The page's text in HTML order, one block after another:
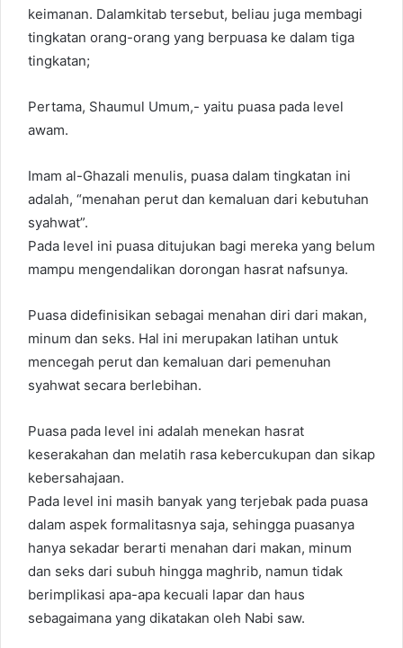
keimanan. Dalamkitab tersebut, beliau juga membagi
tingkatan orang-orang yang berpuasa ke dalam tiga
tingkatan;
Pertama, Shaumul Umum,- yaitu puasa pada level
awam.
Imam al-Ghazali menulis, puasa dalam tingkatan ini
adalah, “menahan perut dan kemaluan dari kebutuhan
syahwat”.
Pada level ini puasa ditujukan bagi mereka yang belum
mampu mengendalikan dorongan hasrat nafsunya.
Puasa didefinisikan sebagai menahan diri dari makan,
minum dan seks. Hal ini merupakan latihan untuk
mencegah perut dan kemaluan dari pemenuhan
syahwat secara berlebihan.
Puasa pada level ini adalah menekan hasrat
keserakahan dan melatih rasa kebercukupan dan sikap
kebersahajaan.
Pada level ini masih banyak yang terjebak pada puasa
dalam aspek formalitasnya saja, sehingga puasanya
hanya sekadar berarti menahan dari makan, minum
dan seks dari subuh hingga maghrib, namun tidak
berimplikasi apa-apa kecuali lapar dan haus
sebagaimana yang dikatakan oleh Nabi saw.